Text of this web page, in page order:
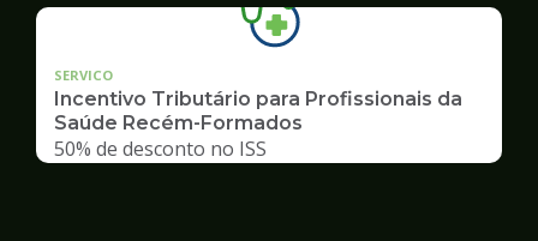
SERVICO
Incentivo Tributário para Profissionais da
Saúde Recém-Formados
50% de desconto no ISS